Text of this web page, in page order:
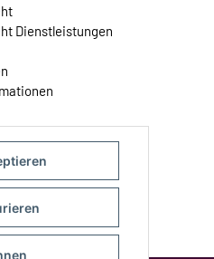
Dienstleistungen